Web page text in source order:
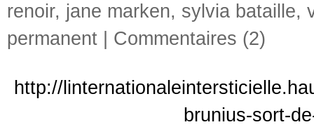
renoir, jane marken, sylvia bataille,
permanent
Commentaires (2)
http://
brunius-sort-